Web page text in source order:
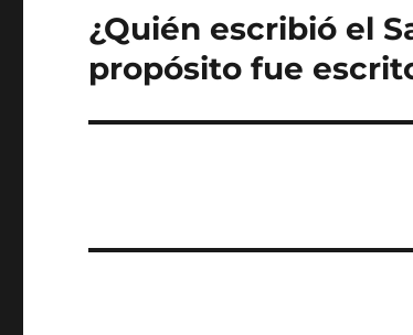
Entrada
siguiente:
¿Quién escribió el
propósito fue